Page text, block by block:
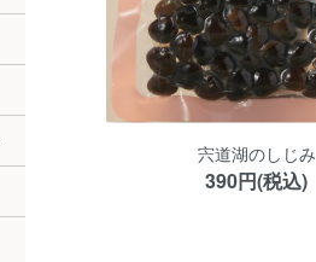
宍道湖のしじみ
390円(税込)